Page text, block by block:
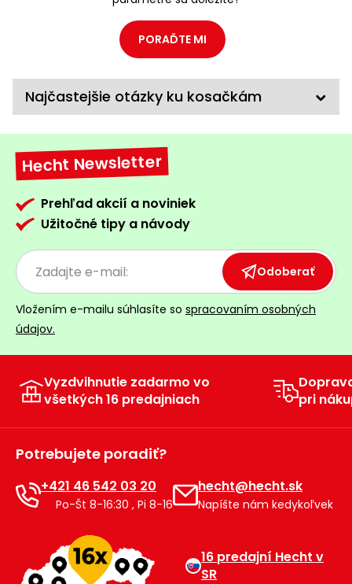
PORAĎTE MI
Najčastejšie otázky ku kosačkám
Hecht Newsletter
Prehľad akcií a noviniek
Užitočné tipy a návody
Odoberať
Vložením e-mailu súhlasíte so spracovaním osobných
údajov.
Vyzdvihnutie zadarmo vo
všetkých 16 predajniach
pri
Potrebujete poradiť?
+421 46 542 03 20
Po-Št 8-16:30 , Pi 8-16
hecht@hecht.sk
Napíšte nám kedykoľvek
16 predajní Hecht v
SR